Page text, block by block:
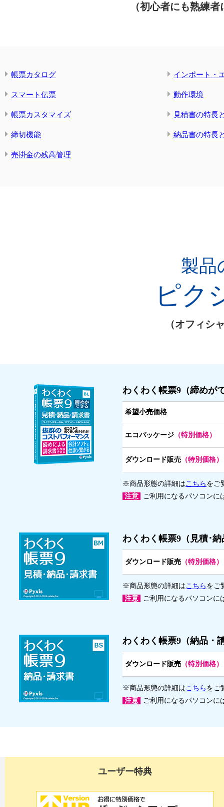
（初心者にも熟練
帳票カタログ インポート・
スマート伝票 動作環境
帳票カスタマイズ 見積書の特長
締切機能 納品書の特長
売掛金の残高管理
製品
ピク
（オフィシ
わくわく帳票9（締めが
希望小売価格
エコパッケージ （特別価格）
ダウンロード販売 （特別価格）
※商品形態の詳細は こちら をご
注意
ご利用になるパソコンに
わくわく帳票9（見積･
ダウンロード販売 （特別価格）
※商品形態の詳細は こちら をご
注意
ご利用になるパソコンに
わくわく帳票9（納品・
ダウンロード販売 （特別価格）
※商品形態の詳細は こちら をご
注意
ご利用になるパソコンに
ユーザー特典